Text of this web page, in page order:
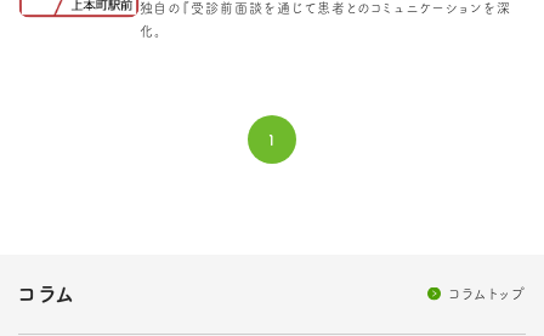
独自の『受診前面談を通じて患者とのコミュニケーションを深
化。
1
コラム コラムトップ